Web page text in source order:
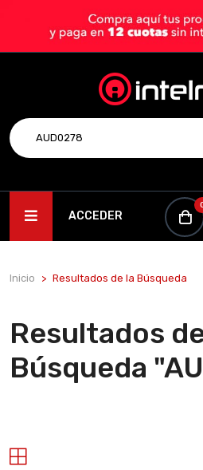
ACCEDER
Inicio Resultados de la Búsqueda
Resultados
Búsqueda